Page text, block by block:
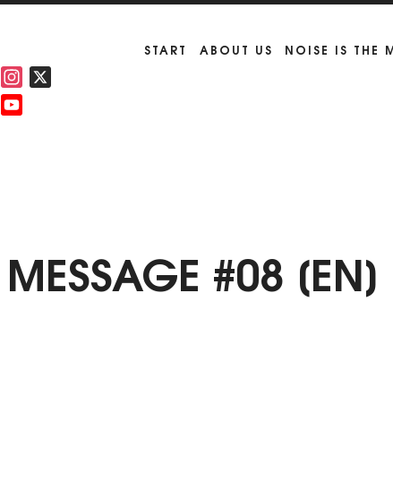
START ABOUT US NOISE IS THE
FacebookInstagram
MESSAGE #08 [EN]